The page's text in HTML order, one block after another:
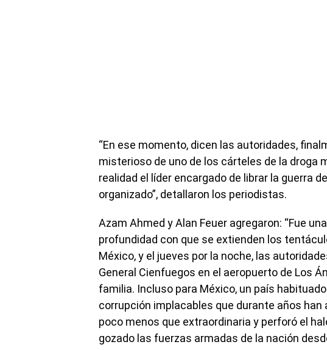
“En ese momento, dicen las autoridades,
misterioso de uno de los cárteles de la droga
realidad el líder encargado de librar la guerra
organizado”, detallaron los periodistas.
Azam Ahmed y Alan Feuer agregaron: “Fue
profundidad con que se extienden los
México, y el jueves por la noche, las
General Cienfuegos en el aeropuerto de Los
familia. Incluso para México, un país
corrupción implacables que durante años
poco menos que extraordinaria y perforó el
gozado las fuerzas armadas de la nación